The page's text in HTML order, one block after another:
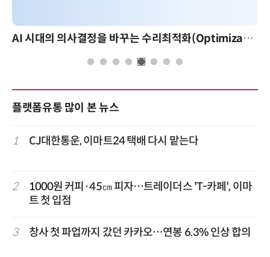
AI 시대의 의사결정을 바꾸는 수리최적화(Optimization): 실제 산업 적용 사례와 활용 전략
플랫폼유통 많이 본 뉴스
1 CJ대한통운, 이마트24 택배 다시 맡는다
2
1000원 커피·45㎝ 피자…트레이더스 'T-카페', 이마
트 첫 입점
3 창사 첫 파업까지 갔던 카카오…연봉 6.3% 인상 합의